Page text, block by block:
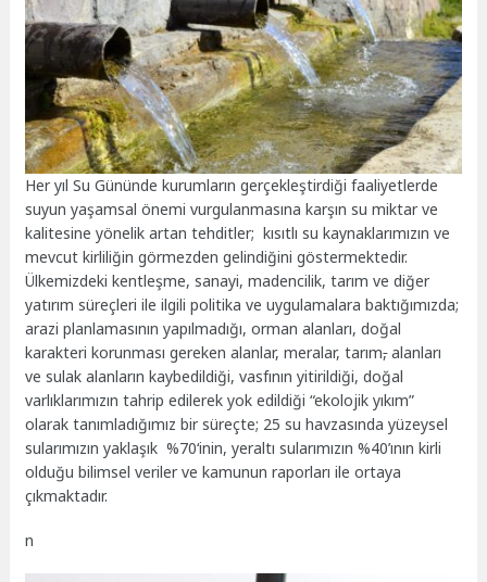
Her yıl Su Gününde kurumların gerçekleştirdiği faaliyetlerde
suyun yaşamsal önemi vurgulanmasına karşın su miktar ve
kalitesine yönelik artan tehditler; kısıtlı su kaynaklarımızın ve
mevcut kirliliğin görmezden gelindiğini göstermektedir.
Ülkemizdeki kentleşme, sanayi, madencilik, tarım ve diğer
yatırım süreçleri ile ilgili politika ve uygulamalara baktığımızda;
arazi planlamasının yapılmadığı, orman alanları, doğal
karakteri korunması gereken alanlar, meralar, tarım,alanları
ve sulak alanların kaybedildiği, vasfının yitirildiği, doğal
varlıklarımızın tahrip edilerek yok edildiği “ekolojik yıkım”
olarak tanımladığımız bir süreçte; 25 su havzasında yüzeysel
sularımızın yaklaşık %70‘inin, yeraltı sularımızın %40’ının kirli
olduğu bilimsel veriler ve kamunun raporları ile ortaya
çıkmaktadır.
n